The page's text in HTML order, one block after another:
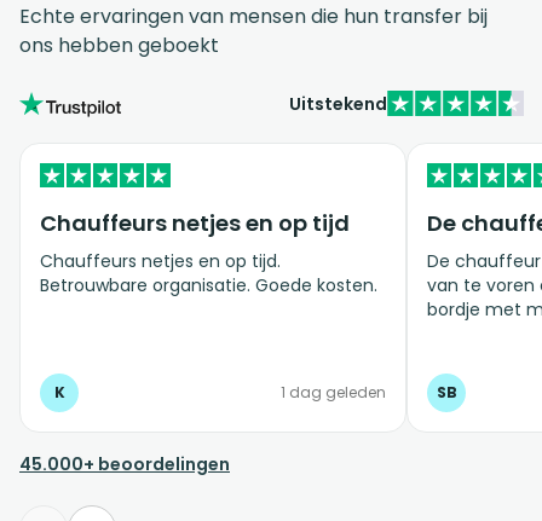
Echte ervaringen van mensen die hun transfer bij
ons hebben geboekt
Uitstekend
Chauffeurs netjes en op tijd
Chauffeurs netjes en op tijd.
Betrouwbare organisatie. Goede kosten.
K 1 dag geleden
De
De
van te voren
bordje met mijn
SB
45.000+ beoordelingen